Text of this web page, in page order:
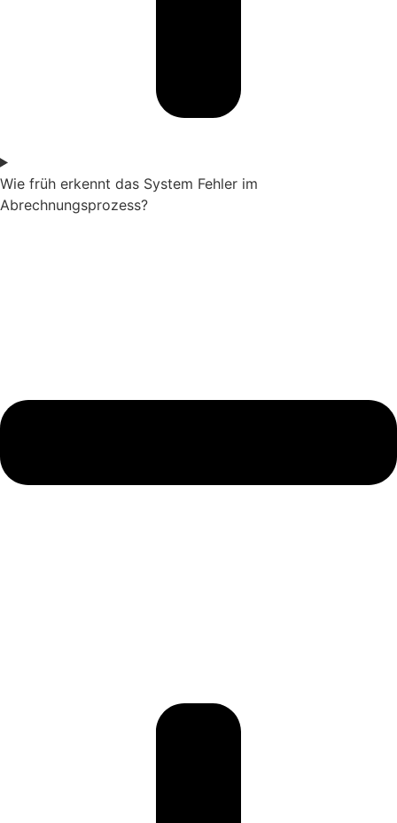
Wie früh erkennt das System Fehler im
Abrechnungsprozess?